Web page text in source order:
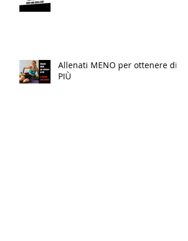
Allenati MENO per ottenere di
PIÙ